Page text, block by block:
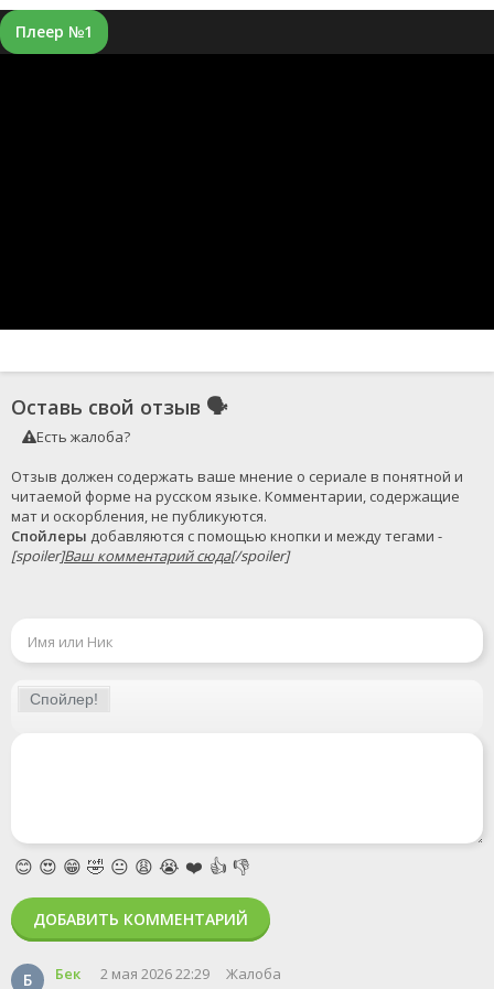
Плеер №1
Оставь свой отзыв 🗣
Есть жалоба?
Отзыв должен содержать ваше мнение о сериале в понятной и
читаемой форме на русском языке. Комментарии, содержащие
Спойлеры добавляются с помощью кнопки и между тегами -
[spoiler]Ваш комментарий сюда[/spoiler]
Б Бек 2 мая 2026 22:29 Жалоба
😊 😍 😁 🤣 😐 😩 😭 ❤️ 👍 👎
ДОБАВИТЬ КОММЕНТАРИЙ